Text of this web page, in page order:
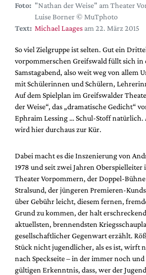
Premierensuche
Festival-Planer
Alle Hefte
Leseproben
Podcast
Service
Shop / Abo
Redaktion
Autor:innen
Partner
Mediadaten
Suche
Foto: "Nathan der Weise" am Theater
Luise Borner © MuTphoto
Text: Michael Laages am 22. März 2015
So viel Zielgruppe ist selten. Gut ein
vorpommerschen Greifswald füllt sich in
Samstagabend, also weit weg von allem
mit Schülerinnen und Schülern,
Auf dem Spielplan im Greifswalder
der Weise“, das „dramatische Gedicht“
Ephraim Lessing … Schul-Stoff natürlich.
wird hier durchaus zur Kür.
Dabei macht es die Inszenierung von
1978 und seit zwei Jahren Oberspielleiter
Theater Vorpommern, der Doppel-
Stralsund, der jüngeren Premieren-
über Gebühr leicht, diesem fernen,
Grund zu kommen, der halt
aktuellsten, brennendsten
gesellschaftlicher Gegenwart erzählt.
Stück nicht jugendlicher, als es ist, wirft
nach Speckseite – in der immer noch
gültigen Erkenntnis, dass, wer der